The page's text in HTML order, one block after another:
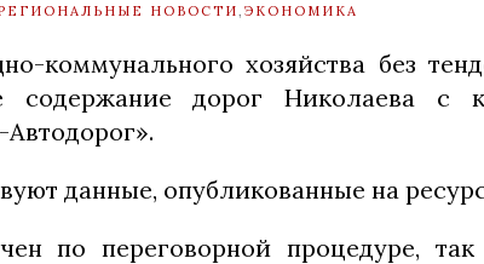
НОВОСТИ ЭКОНОМИКА
коммунального хозяйства без
содержание дорог Николаева с
данные, опубликованные на
по переговорной процедуре,